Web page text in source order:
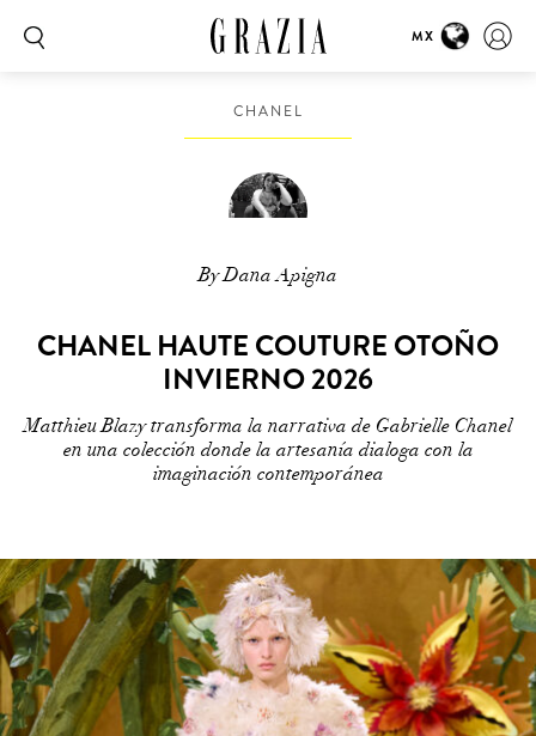
MX
CHANEL
By Dana Apigna
CHANEL HAUTE COUTURE OTOÑO
INVIERNO 2026
Matthieu Blazy transforma la narrativa de Gabrielle Chanel
en una colección donde la artesanía dialoga con la
imaginación contemporánea